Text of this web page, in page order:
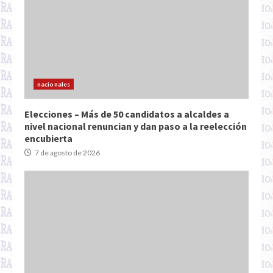
nacionales
Elecciones – Más de 50 candidatos a alcaldes a
nivel nacional renuncian y dan paso a la reelección
encubierta
7 de agosto de 2026